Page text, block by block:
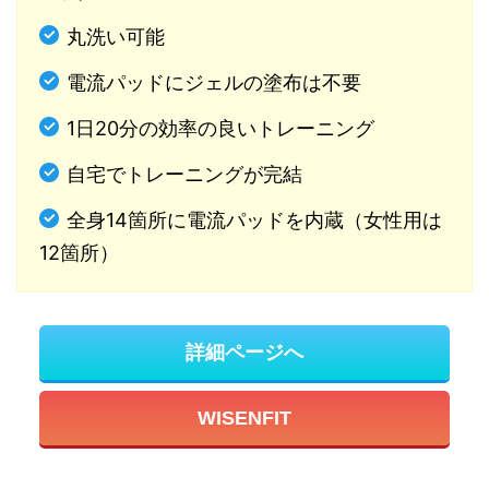
丸洗い可能
電流パッドにジェルの塗布は不要
1日20分の効率の良いトレーニング
自宅でトレーニングが完結
全身14箇所に電流パッドを内蔵（女性用は
12箇所）
詳細ページへ
WISENFIT